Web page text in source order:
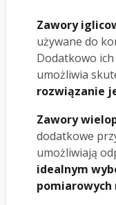
Zawory
używane do
Dodatkowo
umożliwia
rozwiązanie
Zawory
dodatkowe
umożliwiają
idealnym
pomiarowych